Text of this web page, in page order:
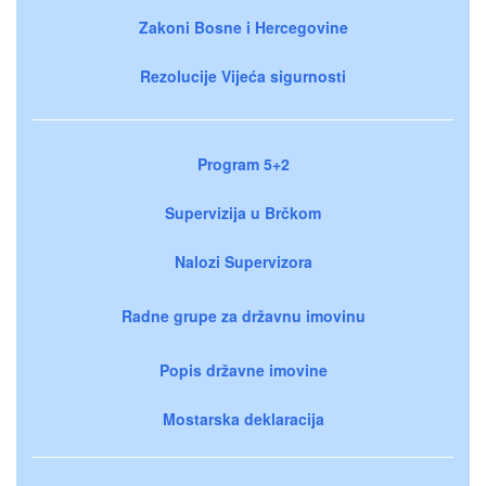
Zakoni Bosne i Hercegovine
Rezolucije Vijeća sigurnosti
Program 5+2
Supervizija u Brčkom
Nalozi Supervizora
Radne grupe za državnu imovinu
Popis državne imovine
Mostarska deklaracija